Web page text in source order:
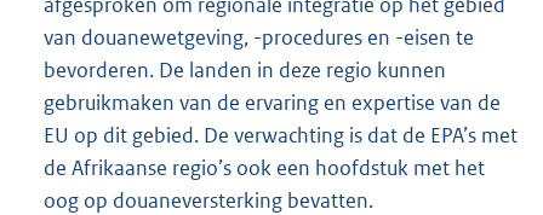
van douanewetgeving, -procedures en -eisen te
bevorderen. De landen in deze regio kunnen
gebruikmaken van de ervaring en expertise van de
EU op dit gebied. De verwachting is dat de EPA’s met
de Afrikaanse regio’s ook een hoofdstuk met het
oog op douaneversterking bevatten.